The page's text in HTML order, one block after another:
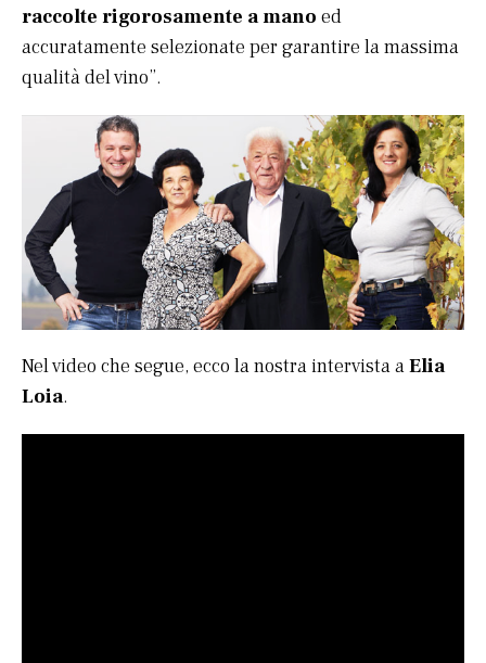
raccolte rigorosamente a mano ed
accuratamente selezionate per garantire la massima
qualità del vino”.
Nel video che segue, ecco la nostra intervista aElia
Loia.